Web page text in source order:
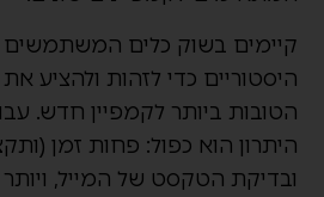
קיימים בשוק כלים המשתמשים
היסטוריים כדי לזהות ולהציע
הטובות ביותר לקמפיין חדש.
היתרון הוא כפול: פחות זמן
ובדיקת הטקסט של המייל, ויותר